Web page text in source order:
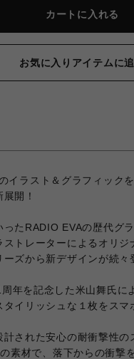
カートに入れる
お気に入りアイテムに
イラスト＆グラフィック
開！
たRADIO EVAの歴代グ
トレーターによるオリジ
ズから新デザインが続々
年を記念した米山舞氏に
イリッシュな１枚をスマ
された安心の耐衝撃性
素材で、落下からの衝撃